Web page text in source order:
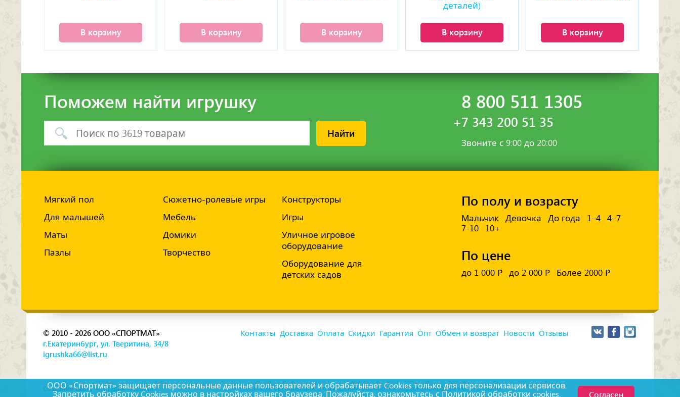
В корзину В корзину В корзину
деталей)
В корзину В корзину
8 800 511 1305
+7 343 200 51 35
Звоните с 9:00 до 20:00
Поможем найти игрушку
Найти
По полу и возрасту
Мальчик Девочка До года 1–4
4–7
7-10
10+
По цене
до 1 000 Р до 2 000 Р Более 2000 Р
Мягкий пол
Для малышей
Маты
Пазлы
Сюжетно-ролевые игры
Мебель
Домики
Творчество
Конструкторы
Игры
Уличное игровое
оборудование
Оборудование для
детских садов
© 2010 - 2026 ООО «СПОРТМАТ»
г.Екатеринбург, ул. Тверитина, 34/8
igrushka66@list.ru
Контакты Доставка Оплата Скидки Гарантия Опт Обмен и возврат Новости Отзывы
Создание сайта —Студия «Adwant» Политика организации в отношении обработки персональных данных на сайте
ООО «Спортмат» защищает персональные данные пользователей и обрабатывает Cookies только для персонализации сервисов.
Запретить обработку Cookies можно в настройках вашего браузера. Пожалуйста, ознакомьтесь с Политикой обработки cookies. Согласен